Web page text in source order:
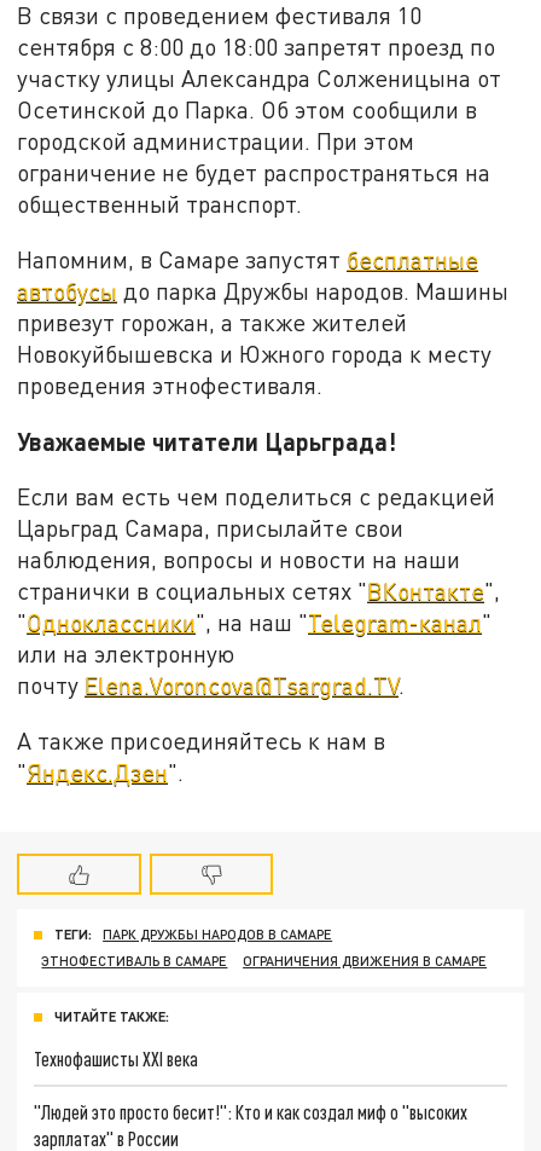
В связи с проведением фестиваля 10
сентября с 8:00 до 18:00 запретят проезд по
участку улицы Александра Солженицына от
Осетинской до Парка. Об этом сообщили в
городской администрации. При этом
ограничение не будет распространяться на
общественный транспорт.
Напомним, в Самаре запустят бесплатные
автобусы до парка Дружбы народов. Машины
привезут горожан, а также жителей
Новокуйбышевска и Южного города к месту
проведения этнофестиваля.
Уважаемые читатели Царьграда!
Если вам есть чем поделиться с редакцией
Царьград Самара, присылайте свои
наблюдения, вопросы и новости на наши
странички в социальных сетях "ВКонтакте",
"Одноклассники", на наш "Telegram-канал"
или на электронную
почту Elena.Voroncova@Tsargrad.TV.
А также присоединяйтесь к нам в
"Яндекс.Дзен".
ТЕГИ:
ПАРК ДРУЖБЫ НАРОДОВ В САМАРЕ
ЭТНОФЕСТИВАЛЬ В САМАРЕ
ОГРАНИЧЕНИЯ ДВИЖЕНИЯ В САМАРЕ
ЧИТАЙТЕ ТАКЖЕ:
Технофашисты XXI века
"Людей это просто бесит!": Кто и как создал миф о "высоких
зарплатах" в России